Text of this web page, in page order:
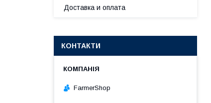
Доставка и оплата
КОНТАКТИ
FarmerShop